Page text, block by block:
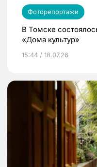
Фоторепортажи
В Томске
«Дома культур»
15:44 / 18.07.26